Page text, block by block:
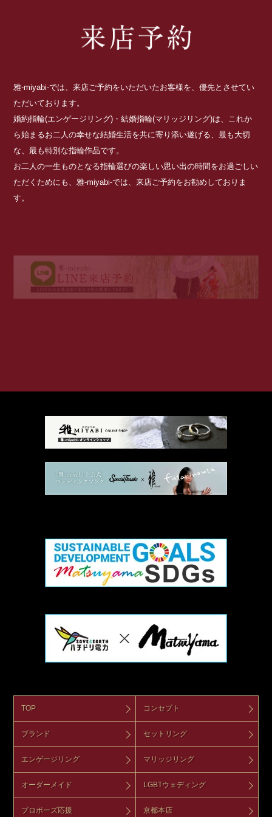
雅-miyabi-では、来店ご予約をいただいたお客様を、優先とさせてい
ただいております。
婚約指輪(エンゲージリング)・結婚指輪(マリッジリング)は、これか
ら始まるお二人の幸せな結婚生活を共に寄り添い遂げる、最も大切
な、最も特別な指輪作品です。
お二人の一生ものとなる指輪選びの楽しい思い出の時間をお過ごしい
ただくためにも、雅-miyabi-では、来店ご予約をお勧めしておりま
す。
TOP コンセプト
ブランド セットリング
エンゲージリング マリッジリング
オーダーメイド LGBTウェディング
プロポーズ応援 京都本店